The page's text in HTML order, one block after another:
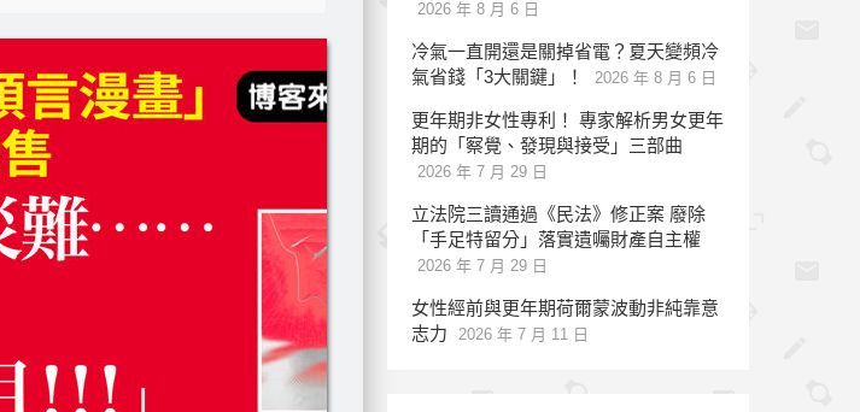
2026 年 8 月 6 日
冷氣一直開還是關掉省電？夏天變頻冷
氣省錢「3大關鍵」！
2026 年 8 月 6 日
更年期非女性專利！ 專家解析男女更年
期的「察覺、發現與接受」三部曲
2026 年 7 月 29 日
立法院三讀通過《民法》修正案 廢除
「手足特留分」落實遺囑財產自主權
2026 年 7 月 29 日
女性經前與更年期荷爾蒙波動非純靠意
志力
2026 年 7 月 11 日